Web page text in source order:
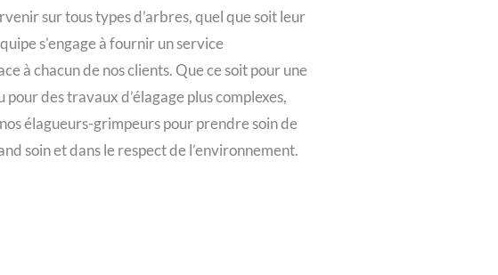
sur tous types d’arbres, quel que soit leur
s’engage à fournir un service
à chacun de nos clients. Que ce soit pour une
des travaux d’élagage plus complexes,
élagueurs-grimpeurs pour prendre soin de
soin et dans le respect de l’environnement.